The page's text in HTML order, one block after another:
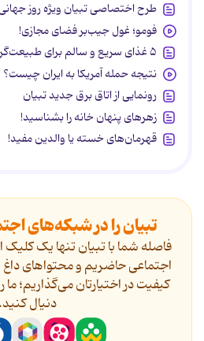
طرح اختصاصی تبیان ویژه روز
فومو؛ غول جیب‌بر فضای مجازی!
۵ غذای سریع و سالم برای طبیعت‌گردی
نتیجه حمله آمریکا به ایران چیست؟
رونمایی از اتاق برق جدید تبیان
زهرهای پنهان خانه را بشناسید!
قهرمان‌های خسته یا والدین مفید!
تبیان را در شبکه‌های
فاصله شما با تبیان تنها یک
اجتماعی حاضریم و محتواهای داغ
کیفیت در اختیارتان می‌گذاریم؛
دنیال کنید.